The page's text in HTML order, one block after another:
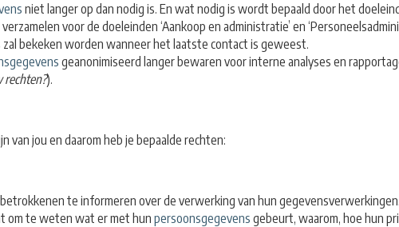
niet langer op dan nodig is. En wat nodig is wordt bepaald door het
voor de doeleinden ‘Aankoop en administratie’ en
zal bekeken worden wanneer het laatste contact is geweest.
geanonimiseerd langer bewaren voor interne analyses en
rechten?).
van jou en daarom heb je bepaalde rechten:
te informeren over de verwerking van hun gegevensverwerkingen.
om te weten wat er met hun persoonsgegevens gebeurt, waarom, hoe hun